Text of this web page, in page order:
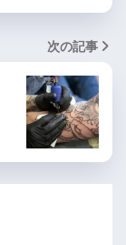
次の記事